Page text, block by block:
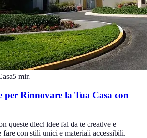
5 min
per Rinnovare la Tua Casa con
queste dieci idee fai da te creative e
con stili unici e materiali accessibili.